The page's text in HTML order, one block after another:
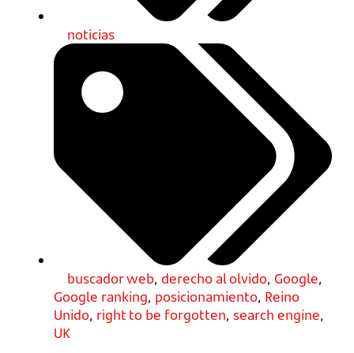
noticias
buscador web, derecho al olvido, Google,
Google ranking, posicionamiento, Reino
Unido, right to be forgotten, search engine,
UK